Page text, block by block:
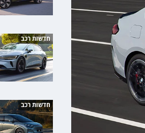
חדשות רכב
חדשות רכב